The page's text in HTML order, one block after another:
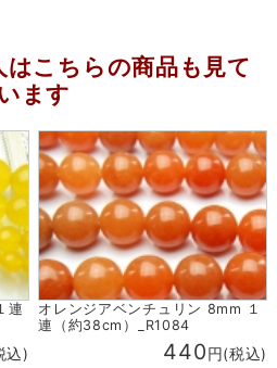
はこちらの商品も見て
ます
連
込)
オレンジアベンチュリン 8mm １
連（約38cm）_R1084
440円(税込)